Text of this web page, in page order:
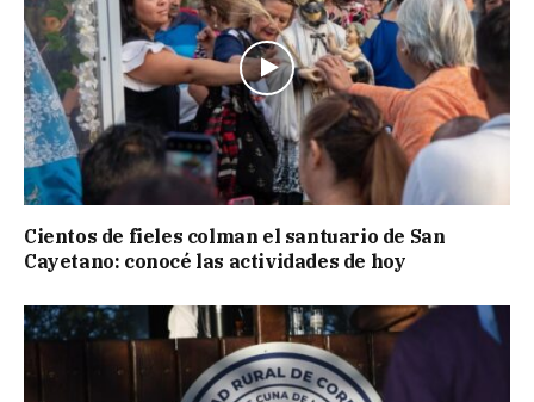
Cientos de fieles colman el santuario de San
Cayetano: conocé las actividades de hoy